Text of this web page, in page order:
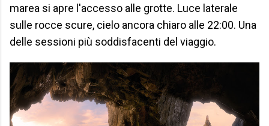
marea si apre l'accesso alle grotte. Luce laterale
sulle rocce scure, cielo ancora chiaro alle 22:00. Una
delle sessioni più soddisfacenti del viaggio.